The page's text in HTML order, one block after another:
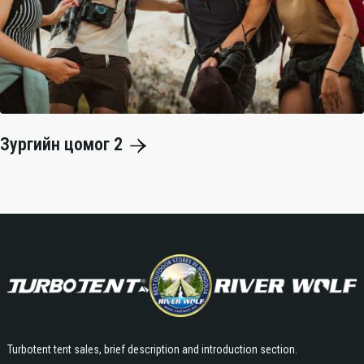
Зургийн цомог 2
Turbotent tent sales, brief description and introduction section.